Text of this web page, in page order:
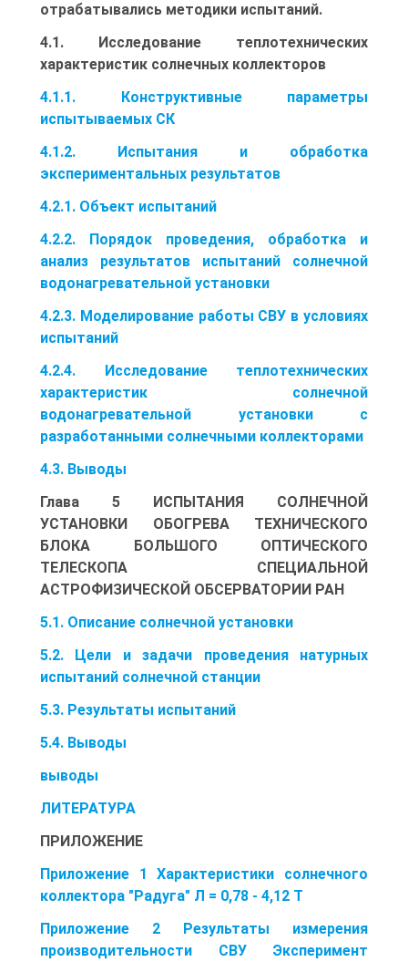
отрабатывались методики испытаний.
4.1. Исследование теплотехнических
характеристик солнечных коллекторов
4.1.1. Конструктивные параметры
испытываемых СК
4.1.2. Испытания и обработка
экспериментальных результатов
4.2.1. Объект испытаний
4.2.2. Порядок проведения, обработка и
анализ результатов испытаний солнечной
водонагревательной установки
4.2.3. Моделирование работы СВУ в условиях
испытаний
4.2.4. Исследование теплотехнических
характеристик солнечной
водонагревательной установки с
разработанными солнечными коллекторами
4.3. Выводы
Глава 5 ИСПЫТАНИЯ СОЛНЕЧНОЙ
УСТАНОВКИ ОБОГРЕВА ТЕХНИЧЕСКОГО
БЛОКА БОЛЬШОГО ОПТИЧЕСКОГО
ТЕЛЕСКОПА СПЕЦИАЛЬНОЙ
АСТРОФИЗИЧЕСКОЙ ОБСЕРВАТОРИИ РАН
5.1. Описание солнечной установки
5.2. Цели и задачи проведения натурных
испытаний солнечной станции
5.3. Результаты испытаний
5.4. Выводы
выводы
ЛИТЕРАТУРА
ПРИЛОЖЕНИЕ
Приложение 1 Характеристики солнечного
коллектора "Радуга" Л = 0,78 - 4,12 Т
Приложение 2 Результаты измерения
производительности СВУ Эксперимент